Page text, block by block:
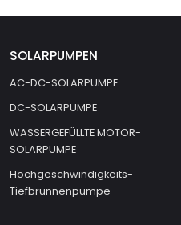
SOLARPUMPEN
AC-DC-SOLARPUMPE
DC-SOLARPUMPE
WASSERGEFÜLLTE MOTOR-
SOLARPUMPE
Hochgeschwindigkeits-
Tiefbrunnenpumpe